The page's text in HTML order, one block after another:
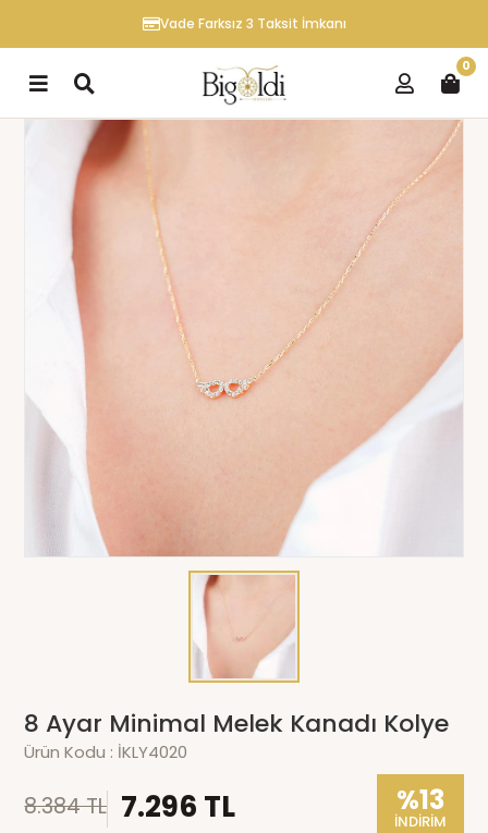
Vade Farksız 3 Taksit İmkanı
0
8 Ayar Minimal Melek Kanadı Kolye
Ürün Kodu : İKLY4020
8.384 TL 7.296 TL %13
İNDİRİM